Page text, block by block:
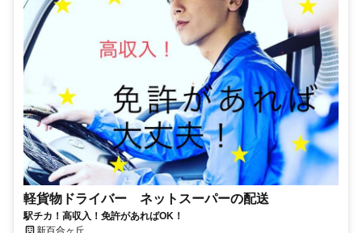
軽貨物ドライバー ネットスーパーの配送
駅チカ！高収入！免許があればOK！
新百合ヶ丘